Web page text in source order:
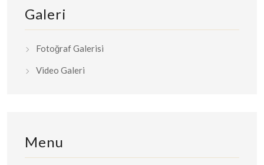
Galeri
Fotoğraf Galerisi
Video Galeri
Menu